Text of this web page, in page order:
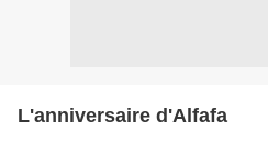
L'anniversaire d'Alfafa